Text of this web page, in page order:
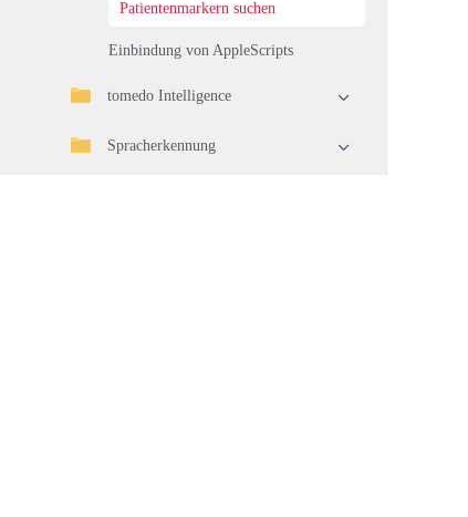
Patientenmarkern suchen
Einbindung von AppleScripts
tomedo Intelligence
Spracherkennung